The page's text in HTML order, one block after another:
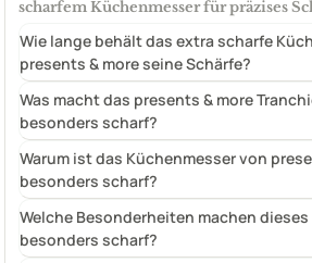
scharfem Küchenmesser für präzises
Wie lange behält das extra scharfe
presents & more seine Schärfe?
Was macht das presents & more
besonders scharf?
Warum ist das Küchenmesser von
besonders scharf?
Welche Besonderheiten machen
besonders scharf?